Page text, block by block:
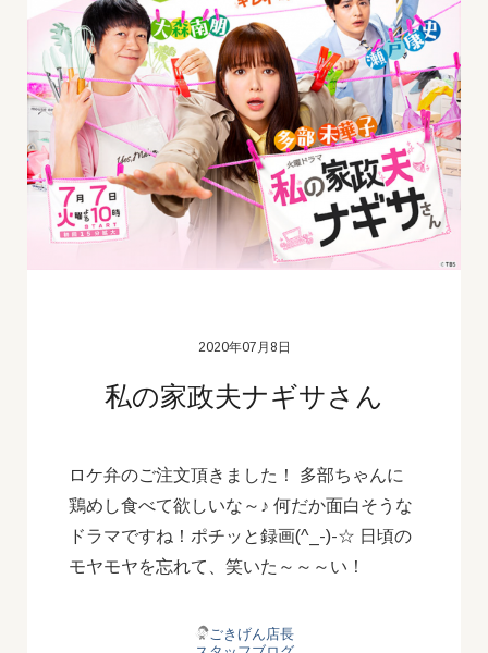
2020年07月8日
私の家政夫ナギサさん
ロケ弁のご注文頂きました！ 多部ちゃんに
鶏めし食べて欲しいな～♪ 何だか面白そうな
ドラマですね！ポチッと録画(^_-)-☆ 日頃の
モヤモヤを忘れて、笑いた～～～い！
ごきげん店長